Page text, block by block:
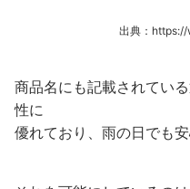
出典：
商品名にも記載されてい
性に
優れており、雨の日でも